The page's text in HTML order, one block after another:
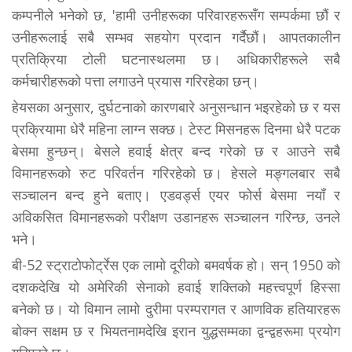
कम्पनीले भनेको छ, 'हामी उनीहरूका परिवारहरूसँग सम्पर्कमा छौं र
उनीहरूलाई सबै सम्भव सहयोग प्रदान गर्दैछौं। आपतकालीन
प्रतिक्रिया टोली घटनास्थलमा छ। अधिकारीहरूले सबै
कर्मचारीहरूको पत्ता लगाउने प्रयास गरिरहेका छन्।
हेयसका अनुसार, दुर्घटनाको कारणबारे अनुसन्धान भइरहेको छ र यस
प्रक्रियामा धेरै महिना लाग्न सक्छ। टेस्ट मिसनहरू दिनमा धेरै पटक
बेसमा हुन्छन्। बेसले हवाई क्षेत्र बन्द गरेको छ र आउने सबै
विमानहरूको रुट परिवर्तन गरिरहेको छ। हेसले मङ्गलबार सबै
सञ्चालन बन्द हुने बताए। एडवर्ड्स एयर फोर्स बेसमा नयाँ र
अविकसित विमानहरूको परीक्षण उडानहरू सञ्चालन गरिन्छ, उनले
भने।
बी-52 स्ट्राटोफोर्ट्रेस एक लामो दूरीको बमवर्षक हो। सन् 1950 को
दशकदेखि यो अमेरिकी सेनाको हवाई शक्तिको महत्त्वपूर्ण हिस्सा
बनेको छ। यो विमान लामो दुरीमा परम्परागत र आणविक हतियारहरू
बोक्न सक्षम छ र भियतनामदेखि इरान युद्धसम्मका द्वन्द्वहरूमा प्रयोग